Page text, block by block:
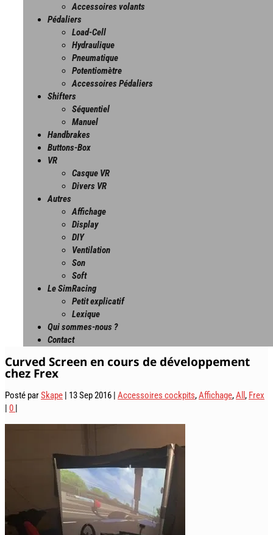
Accessoires volants
Pédaliers
Load-Cell
Hydraulique
Pneumatique
Potentiomètre
Accessoires Pédaliers
Shifters
Séquentiel
Manuel
Handbrakes
Buttons-Box
VR
Casque VR
Divers VR
Autres
Affichage
Display
DIY
Ventilation
Son
Soft
Le SimRacing
Petit explicatif
Lexique
Qui sommes-nous ?
Contact
Curved Screen en cours de développement
chez Frex
Posté parSkape | 13 Sep 2016 | Accessoires cockpits,Affichage,All , Frex
| 0 |